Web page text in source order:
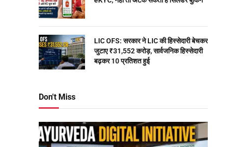
LIC OFS: सरकार ने LIC की हिस्सेदारी बेचकर
जुटाए ₹31,552 करोड़, सार्वजनिक हिस्सेदारी
बढ़कर 10 प्रतिशत हुई
Don't Miss